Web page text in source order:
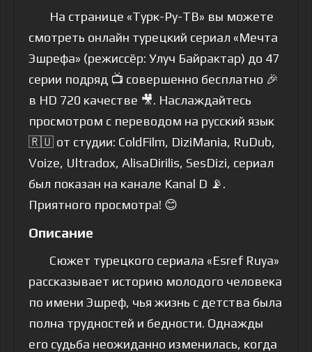
На странице «Турк-Ру-ТВ» вы можете
смотреть онлайн турецкий сериал «Мечта
Эшрефа» (режиссёр: Улуч Байрактар) до 47
серии подряд 📺 совершенно бесплатно 🎉
в HD 720 качестве 🎥. Наслаждайтесь
просмотром с переводом на русский язык
🇷🇺 от студии: ColdFilm, DiziMania, RuDub,
Voize, Ultradox, AlisaDirilis, SesDizi, сериал
был показан на канале Kanal D 📡.
Приятного просмотра! 😊
Описание
Сюжет турецкого сериала «Esref Ruya»
рассказывает историю молодого человека
по имени Эшреф, чья жизнь с детства была
полна трудностей и бедности. Однажды
его судьба неожиданно изменилась, когда